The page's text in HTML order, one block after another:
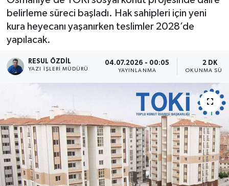
belirleme süreci başladı. Hak sahipleri için yeni
kura heyecanı yaşanırken teslimler 2028’de
yapılacak.
RESUL ÖZDIL
YAZI İŞLERI MÜDÜRÜ
04.07.2026 - 00:05
YAYINLANMA
2 DK
OKUNMA